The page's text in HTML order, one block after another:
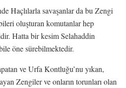
Haçlılarla savaşanlar da bu Zengi
oluşturan komutanlar hep
Hatta bir kesim Selahaddin
öne sürebilmektedir.
ve Urfa Kontluğu’nu yıkan,
Zengiler ve onların torunları olan